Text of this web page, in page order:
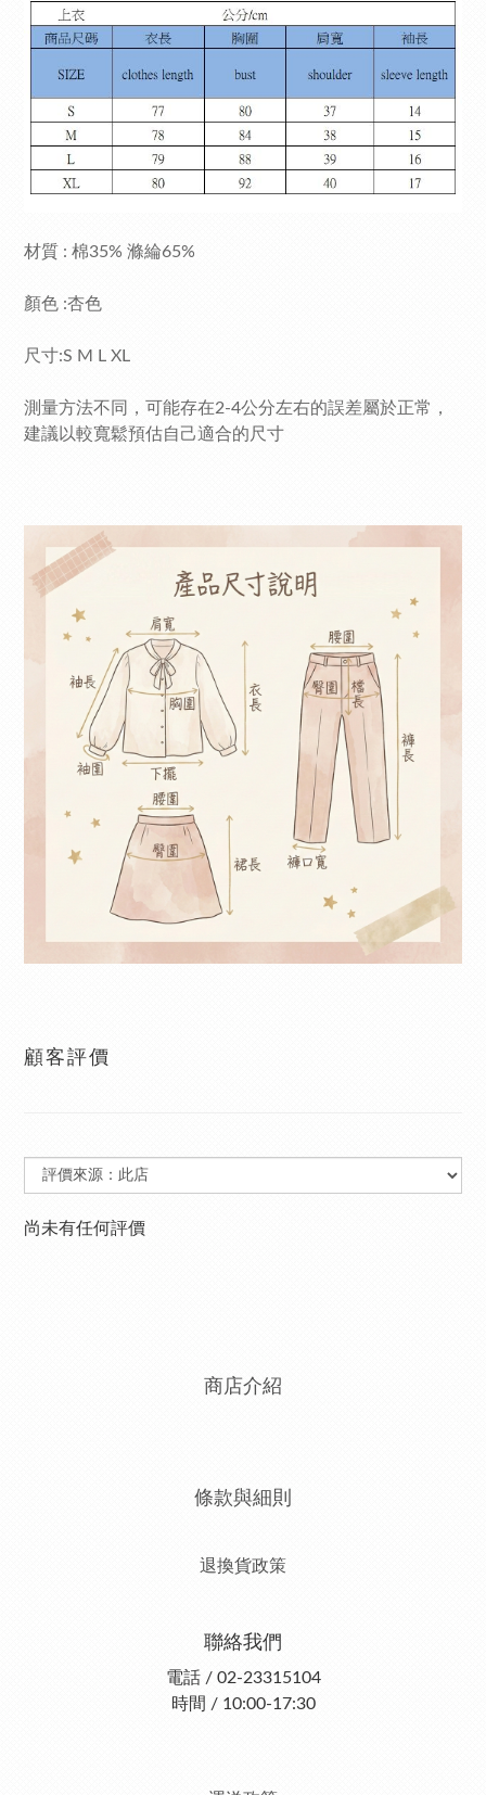
材質 : 棉35% 滌綸65%
顏色 :杏色
尺寸:S M L XL
測量方法不同，可能存在2-4公分左右的誤差屬於正常，
建議以較寬鬆預估自己適合的尺寸
顧客評價
尚未有任何評價
商店介紹
條款與細則
退換貨政策
聯絡我們
電話 / 02-23315104
時間 / 10:00-17:30